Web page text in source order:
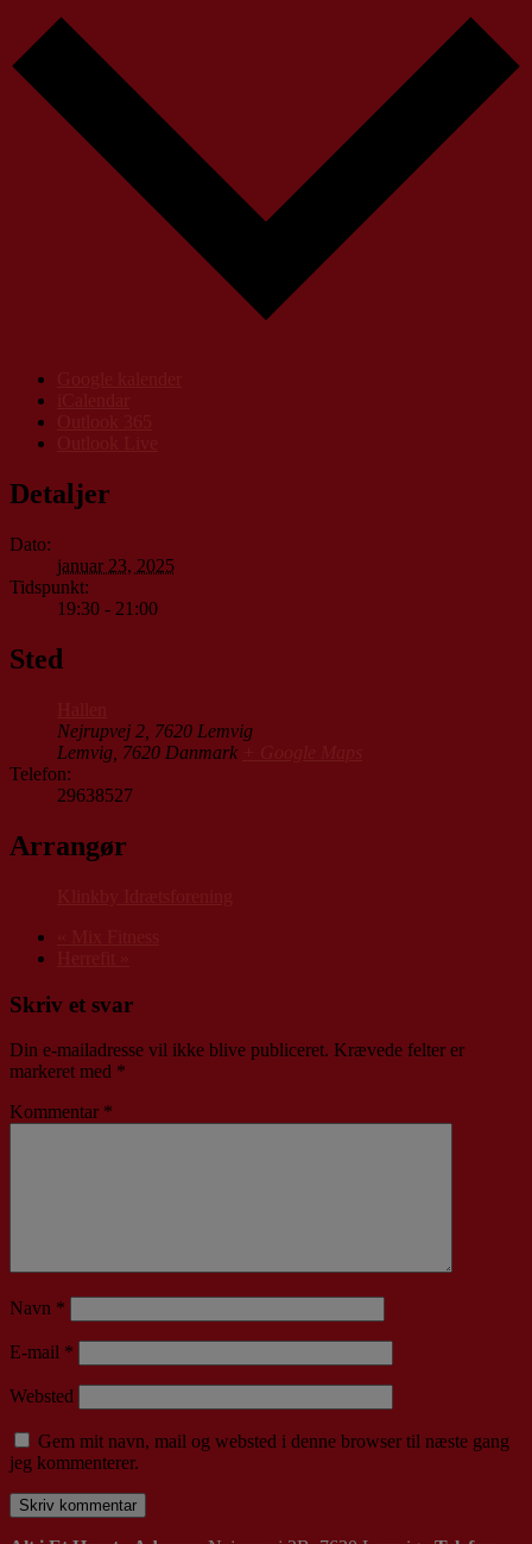
Detaljer
Dato:
januar 23, 2025
Tidspunkt:
19:30 - 21:00
Sted
Nejrupvej 2, 7620 Lemvig
Lemvig 7620 Danmark
Telefon:
29638527
Arrangør
Skriv et svar
Din e-mailadresse vil ikke blive publiceret. Krævede felter er
markeret med *
Kommentar *
Navn *
E-mail *
Websted
Gem mit navn, mail og websted i denne browser til næste gang
jeg kommenterer.